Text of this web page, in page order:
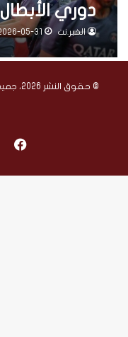
دوري
دراماتيكي
الخبر.نت 05-31